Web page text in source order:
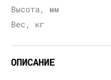
Высота, мм
Вес, кг
ОПИСАНИЕ